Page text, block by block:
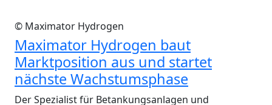
© Maximator Hydrogen
Maximator Hydrogen baut
Marktposition aus und startet
nächste Wachstumsphase
Der Spezialist für Betankungsanlagen und